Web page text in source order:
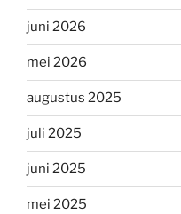
juni 2026
mei 2026
augustus 2025
juli 2025
juni 2025
mei 2025